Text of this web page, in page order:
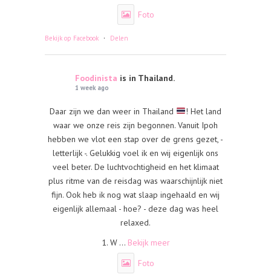
Foto
Bekijk op Facebook · Delen
Foodinista is in Thailand.
1 week ago
Daar zijn we dan weer in Thailand
! Het land
waar we onze reis zijn begonnen. Vanuit Ipoh
hebben we vlot een stap over de grens gezet, -
letterlijk -. Gelukkig voel ik en wij eigenlijk ons
veel beter. De luchtvochtigheid en het klimaat
plus ritme van de reisdag was waarschijnlijk niet
fijn. Ook heb ik nog wat slaap ingehaald en wij
eigenlijk allemaal - hoe? - deze dag was heel
relaxed.
1. W ... Bekijk meer
Foto